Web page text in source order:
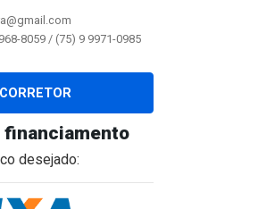
8059 / (75) 9 9971-0985
financiamento
desejado: